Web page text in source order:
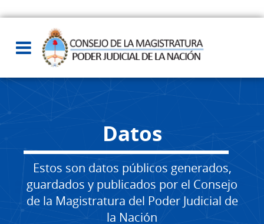
Datos
Estos son datos públicos generados,
guardados y publicados por el Consejo
de la Magistratura del Poder Judicial de
la Nación